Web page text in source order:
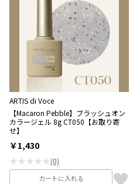
ARTIS di Voce
【Macaron Pebble】ブラッシュオン
カラージェル 8g CT050【お取り寄
せ】
￥1,430
★★★★★(0)
カートに入れる